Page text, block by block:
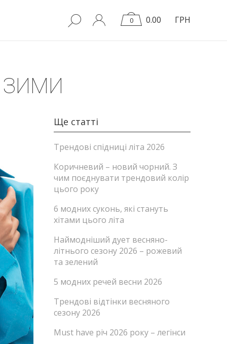
0 0.00 ГРН
ЗИМИ
Ще статті
Трендові спідниці літа 2026
Коричневий – новий чорний. З
чим поєднувати трендовий колір
цього року
6 модних суконь, які стануть
хітами цього літа
Наймодніший дует весняно-
літнього сезону 2026 – рожевий
та зелений
5 модних речей весни 2026
Трендові відтінки весняного
сезону 2026
Must have річ 2026 року – легінси